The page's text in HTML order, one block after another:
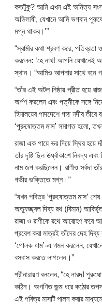
কতটুকু? আমি এখন এই অনিত্য
অভিলাষী, যেখানে আমি ভগবান
মগ্ন থাকব।'”
“স্বামীর কথা শ্রবণ করে, পতিব্রতা
করলেন: ‘হে নাথ! আপনি যেখানেই
স্থান। “আমিও আপনার সাথে বনে
“তাঁর এই অটল নিষ্ঠায় প্রীত হয়ে
অর্পণ করলেন এবং পত্নীকে সঙ্গে
হিমালয়ের পাদদেশে গঙ্গা নদীর
‘পুরুষোত্তম মাস’ সমাগত হলো,
রাজা এক পায়ে ভর দিয়ে স্থির হয়ে
তাঁর দৃষ্টি ছিল ঊর্ধ্বাকাশে নিবদ্ধ
নাম জপ করছিলেন। রাণীও সর্বদা
গভীর ভক্তিতে মগ্ন।”
“যখন পবিত্র ‘পুরুষোত্তম মাস’
অত্যুজ্জ্বল দিব্য রথ (বিমান)
রাজা ও রাণীকে রথে আরোহণ করে
প্রবেশ করা মাত্রই তাঁদের দেহ
‘গোলক ধাম’-এ গমন করলেন,
বসবাস করতে লাগলেন।”
শ্রীনারায়ণ বললেন, “হে নারদ!
কঠিন। অগণিত জন্ম ধরে কঠোর
এই পবিত্র মাসটি পালন করার